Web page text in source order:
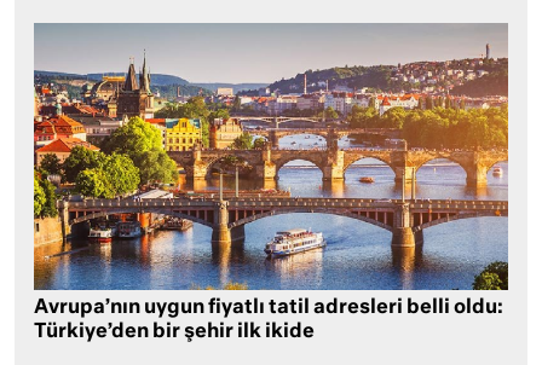
Avrupa’nın uygun fiyatlı tatil adresleri belli oldu:
Türkiye’den bir şehir ilk ikide